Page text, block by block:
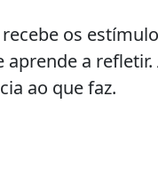
os
aprende a
ao que faz.